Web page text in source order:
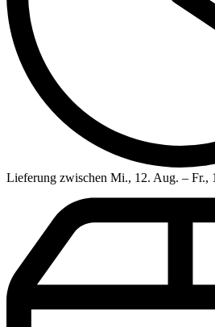
Lieferung zwischen Mi., 12. Aug. – Fr.,